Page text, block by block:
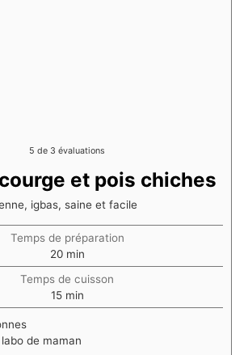
5 de 3 évaluations
et pois chiches
igbas, saine et facile
Temps de préparation
20minutes
min
Temps de cuisson
15minutes
min
de maman